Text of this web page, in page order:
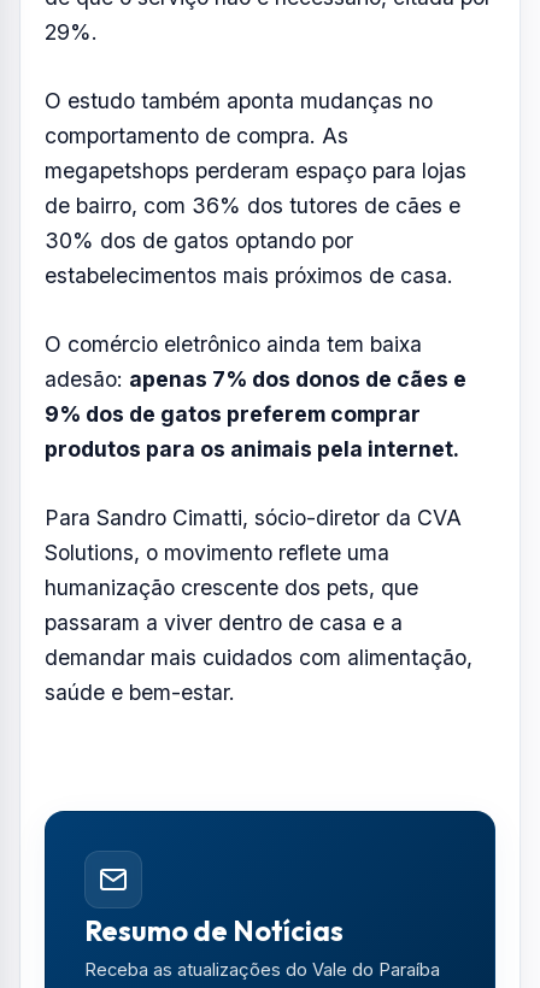
9% dos de gatos preferem comprar
Para Sandro Cimatti, sócio-diretor da CVA
Solutions, o movimento reflete uma
humanização crescente dos pets, que
passaram a viver dentro de casa e a
demandar mais cuidados com alimentação,
Resumo de Notícias
Receba as atualizações do Vale do Paraíba
diretamente no seu e-mail.
Notícias no WhatsApp
Receba alertas urgentes e plantões da sua
região direto no celular.
SEGUIR CANAL OFICIAL